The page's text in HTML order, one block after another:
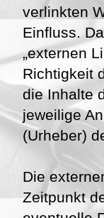
verlinkten
Einfluss.
„externen
Richtigkeit
die Inhalte
jeweilige
(Urheber)
Die
Zeitpunkt